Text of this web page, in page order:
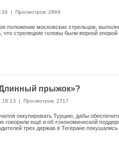
| Просмотров: 2884
положение московских стрельцов,
стрелецкие головы были верной
прыжок»?
18:13 | Просмотров: 2717
оккупировать Турцию, дабы
говорили ещё и об «экономической
трех держав в Тегеране